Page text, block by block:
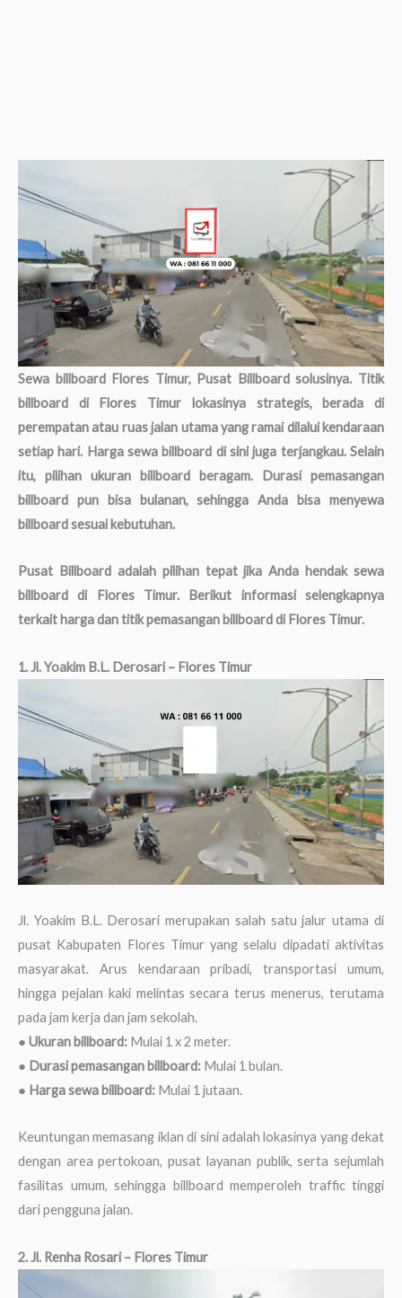
Sewa billboard Flores Timur, Pusat Billboard solusinya. Titik
billboard di Flores Timur lokasinya strategis, berada di
perempatan atau ruas jalan utama yang ramai dilalui kendaraan
setiap hari. Harga sewa billboard di sini juga terjangkau. Selain
itu, pilihan ukuran billboard beragam. Durasi pemasangan
billboard pun bisa bulanan, sehingga Anda bisa menyewa
billboard sesuai kebutuhan.
Pusat Billboard adalah pilihan tepat jika Anda hendak sewa
billboard di Flores Timur. Berikut informasi selengkapnya
terkait harga dan titik pemasangan billboard di Flores Timur.
1. Jl. Yoakim B.L. Derosari – Flores Timur
Jl. Yoakim B.L. Derosari merupakan salah satu jalur utama di
pusat Kabupaten Flores Timur yang selalu dipadati aktivitas
masyarakat. Arus kendaraan pribadi, transportasi umum,
hingga pejalan kaki melintas secara terus menerus, terutama
pada jam kerja dan jam sekolah.
● Ukuran billboard: Mulai 1 x 2 meter.
● Durasi pemasangan billboard: Mulai 1 bulan.
● Harga sewa billboard: Mulai 1 jutaan.
Keuntungan memasang iklan di sini adalah lokasinya yang dekat
dengan area pertokoan, pusat layanan publik, serta sejumlah
fasilitas umum, sehingga billboard memperoleh traffic tinggi
dari pengguna jalan.
2. Jl. Renha Rosari – Flores Timur